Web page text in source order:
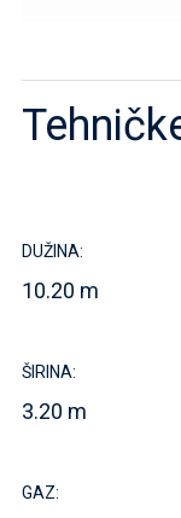
DUŽINA:
10.20 m
ŠIRINA:
3.20 m
GAZ: